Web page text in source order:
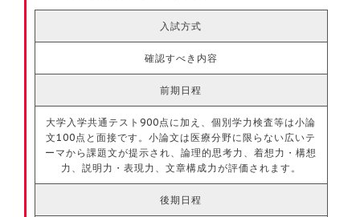
入試方式
確認すべき内容
前期日程
大学入学共通テスト900点に加え、個別学力検査等は小論
文100点と面接です。小論文は医療分野に限らない広いテ
ーマから課題文が提示され、論理的思考力、着想力・構想
力、説明力・表現力、文章構成力が評価されます。
後期日程